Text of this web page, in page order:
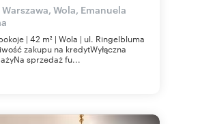
Wola, Emanuela
| 42 m² | Wola | ul. Ringelbluma
zakupu na kredytWyłączna
sprzedaż fu...